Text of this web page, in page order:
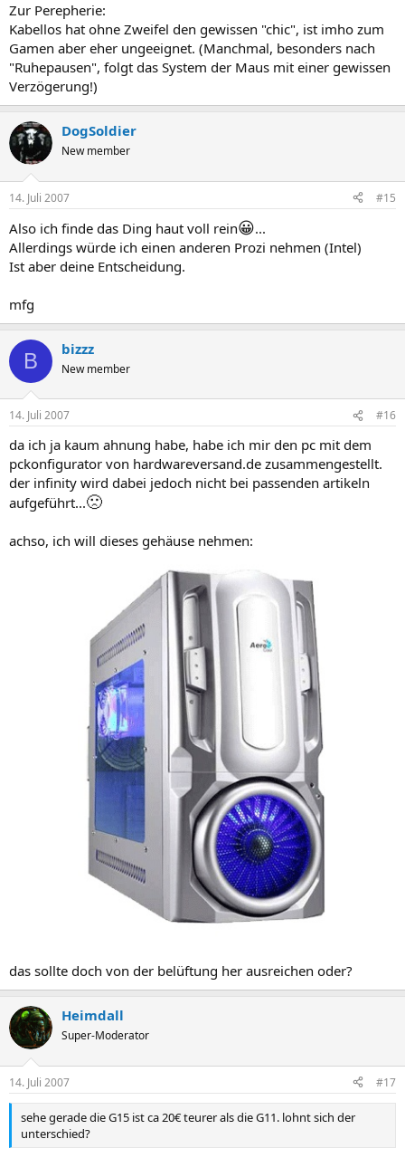
Zur Perepherie:
Kabellos hat ohne Zweifel den gewissen "chic", ist imho zum
Gamen aber eher ungeeignet. (Manchmal, besonders nach
"Ruhepausen", folgt das System der Maus mit einer gewissen
Verzögerung!)
DogSoldier
New member
14. Juli 2007 #15
Also ich finde das Ding haut voll rein😀...
Allerdings würde ich einen anderen Prozi nehmen (Intel)
Ist aber deine Entscheidung.
mfg
B bizzz
New member
14. Juli 2007 #16
da ich ja kaum ahnung habe, habe ich mir den pc mit dem
pckonfigurator von hardwareversand.de zusammengestellt.
der infinity wird dabei jedoch nicht bei passenden artikeln
aufgeführt...🙁
achso, ich will dieses gehäuse nehmen:
das sollte doch von der belüftung her ausreichen oder?
Heimdall
Super-Moderator
14. Juli 2007 #17
sehe gerade die G15 ist ca 20€ teurer als die G11. lohnt sich der
unterschied?